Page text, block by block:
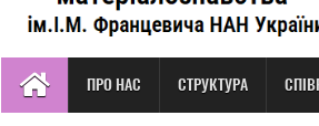
ПРО НАС СТРУКТУРА